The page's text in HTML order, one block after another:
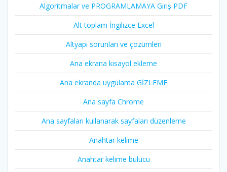
Algoritmalar ve PROGRAMLAMAYA Giriş PDF
Alt toplam İngilizce Excel
Altyapı sorunları ve çözümleri
Ana ekrana kısayol ekleme
Ana ekranda uygulama GİZLEME
Ana sayfa Chrome
Ana sayfaları kullanarak sayfaları düzenleme
Anahtar kelime
Anahtar kelime bulucu